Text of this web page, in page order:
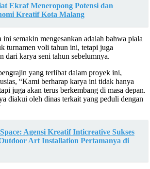
Ekraf Meneropong Potensi dan
Kreatif Kota Malang
ini semakin mengesankan adalah bahwa piala
turnamen voli tahun ini, tetapi juga
dari karya seni tahun sebelumnya.
yang terlibat dalam proyek ini,
“Kami berharap karya ini tidak hanya
juga akan terus berkembang di masa depan.
diakui oleh dinas terkait yang peduli dengan
Agensi Kreatif Inticreative Sukses
Art Installation Pertamanya di